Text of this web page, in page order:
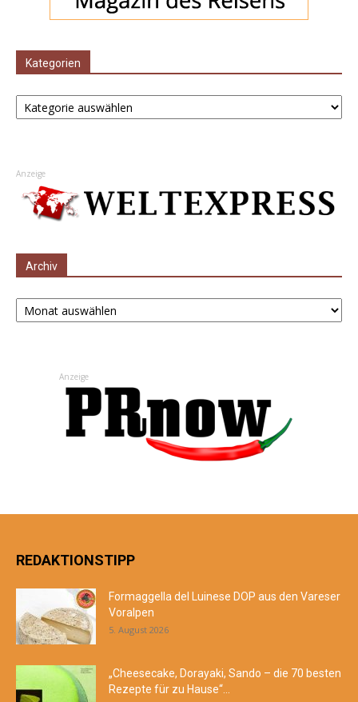
Kategorien
Kategorien
Anzeige
Archiv
Archiv
Anzeige
REDAKTIONSTIPP
Formaggella del Luinese DOP aus den Vareser
Voralpen
5. August 2026
„Cheesecake, Dorayaki, Sando – die 70 besten
Rezepte für zu Hause“...